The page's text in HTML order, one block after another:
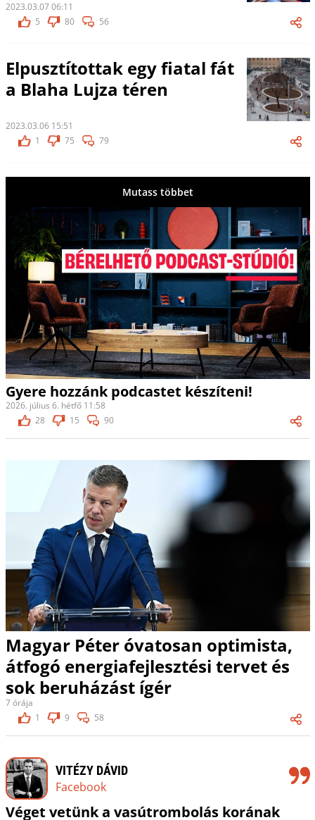
2023.03.07 06:11
5
80 56
Elpusztítottak egy fiatal fát
a Blaha Lujza téren
2023.03.06 15:51
1
75 79
Mutass többet
Gyere hozzánk podcastet készíteni!
2026. július 6. hétfő 11:58
28
15 90
Magyar Péter óvatosan optimista,
átfogó energiafejlesztési tervet és
sok beruházást ígér
7 órája
1
9 58
VITÉZY DÁVID
Facebook
Véget vetünk a vasútrombolás korának